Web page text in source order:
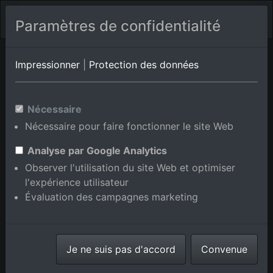
Bertagia Vénétie
Photos aériennes de Bibione
en Vénétie, Italie
aériennes de la boutique en
Paramètres de confidentialité
Impressionner Protection des données
Nécessaire
Nécessaire pour faire fonctionner le site Web
Analyse par Google Analytics
Observer l'utilisation du site Web et optimiser
l'expérience utilisateur
Évaluation des campagnes marketing
Je ne suis pas d'accord Convenue